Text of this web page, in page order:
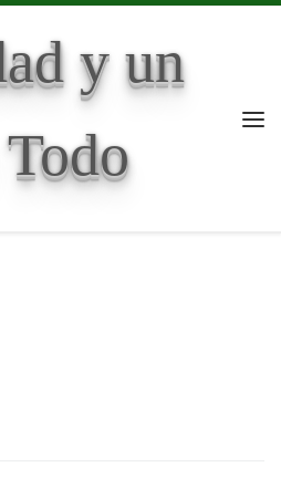
y un